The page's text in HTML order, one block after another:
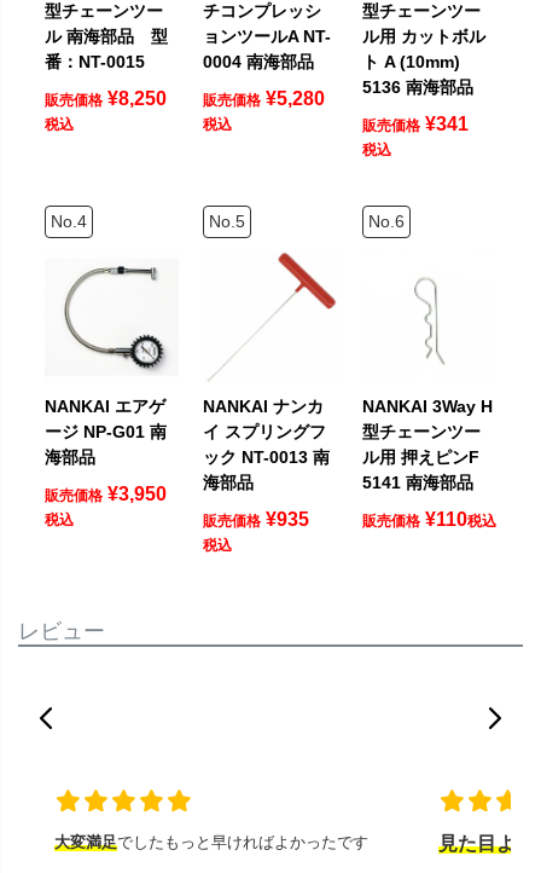
型チェーンツー
ル 南海部品 型
番：NT-0015
販売価格 ¥8,250
税込
チコンプレッシ
ョンツールA NT-
0004 南海部品
販売価格 ¥5,280
税込
型チェーンツー
ル用 カットボル
ト A (10mm)
5136 南海部品
販売価格 ¥341
税込
NANKAI エアゲ
ージ NP-G01 南
海部品
販売価格 ¥3,950
税込
NANKAI ナンカ
イ スプリングフ
ック NT-0013 南
海部品
販売価格 ¥935
税込
NANKAI 3Way H
型チェーンツー
ル用 押えピンF
5141 南海部品
販売価格 ¥110税込
レビュー
大変満足でしたもっと早ければよかったです 見た目より